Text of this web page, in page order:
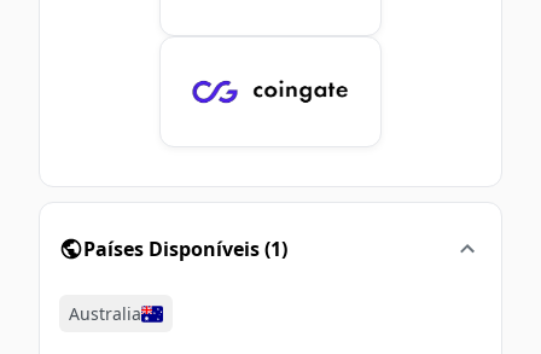
Países Disponíveis(1)
Australia